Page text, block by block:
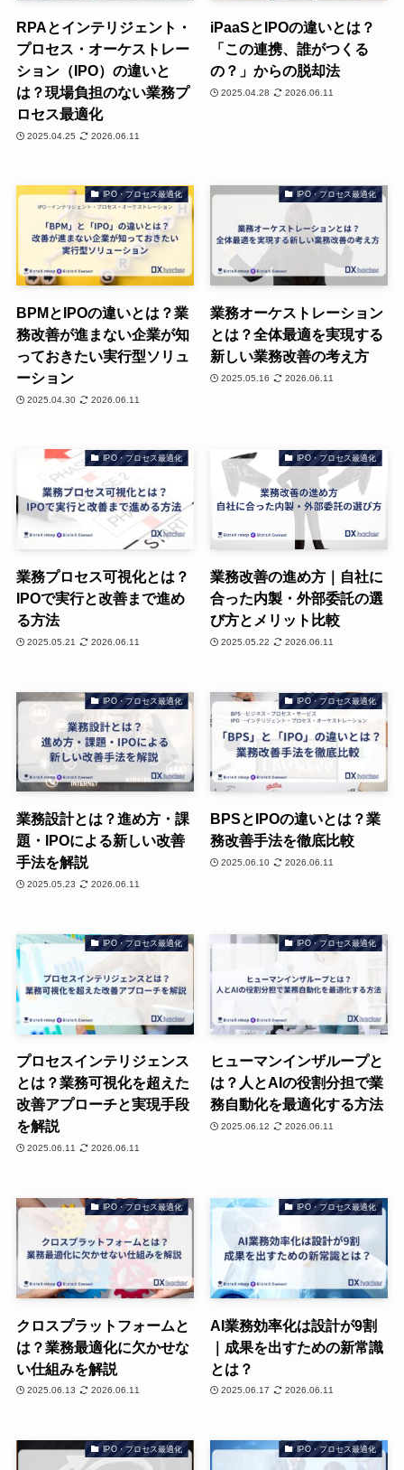
RPAとインテリジェント・
プロセス・オーケストレー
ション（IPO）の違いと
は？現場負担のない業務プ
ロセス最適化
2025.04.25 2026.06.11
iPaaSとIPOの違いとは？
「この連携、誰がつくる
の？」からの脱却法
2025.04.28 2026.06.11
IPO・プロセス最適化
BPMとIPOの違いとは？業
務改善が進まない企業が知
っておきたい実行型ソリュ
ーション
2025.04.30 2026.06.11
IPO・プロセス最適化
業務オーケストレーション
とは？全体最適を実現する
新しい業務改善の考え方
2025.05.16 2026.06.11
IPO・プロセス最適化
業務プロセス可視化とは？
IPOで実行と改善まで進め
る方法
2025.05.21 2026.06.11
IPO・プロセス最適化
業務改善の進め方｜自社に
合った内製・外部委託の選
び方とメリット比較
2025.05.22 2026.06.11
IPO・プロセス最適化
業務設計とは？進め方・課
題・IPOによる新しい改善
手法を解説
2025.05.23 2026.06.11
IPO・プロセス最適化
BPSとIPOの違いとは？業
務改善手法を徹底比較
2025.06.10 2026.06.11
IPO・プロセス最適化
プロセスインテリジェンス
とは？業務可視化を超えた
改善アプローチと実現手段
を解説
2025.06.11 2026.06.11
IPO・プロセス最適化
ヒューマンインザループと
は？人とAIの役割分担で業
務自動化を最適化する方法
2025.06.12 2026.06.11
IPO・プロセス最適化
クロスプラットフォームと
は？業務最適化に欠かせな
い仕組みを解説
2025.06.13 2026.06.11
IPO・プロセス最適化
AI業務効率化は設計が9割
｜成果を出すための新常識
とは？
2025.06.17 2026.06.11
IPO・プロセス最適化 IPO・プロセス最適化